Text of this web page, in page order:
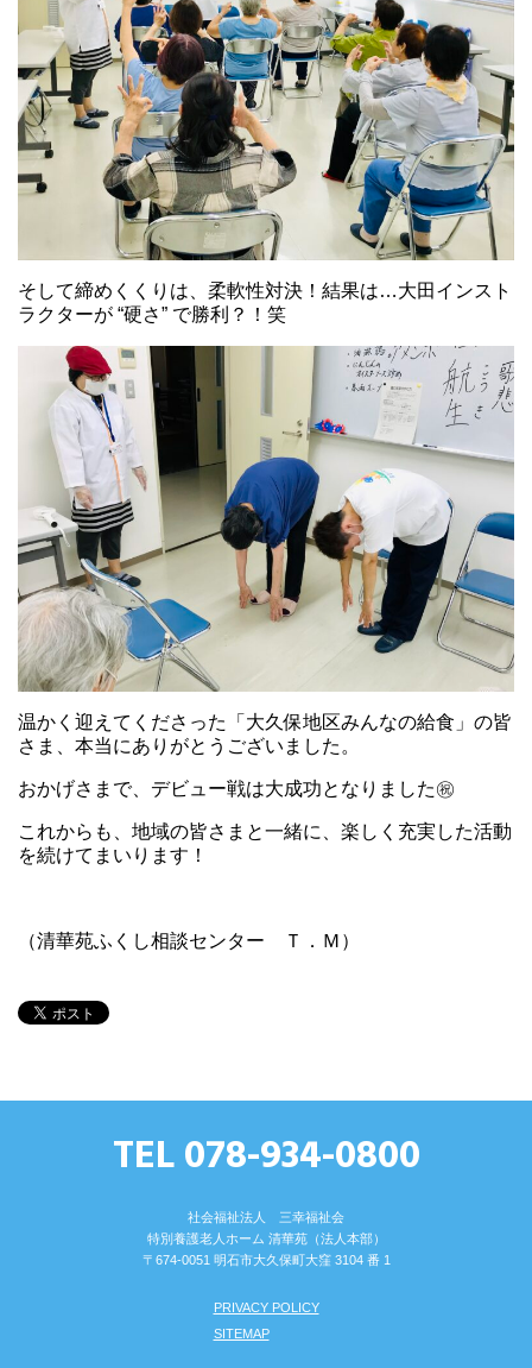
そして締めくくりは、柔軟性対決！結果は…大田インスト
ラクターが “硬さ” で勝利？！笑
温かく迎えてくださった「大久保地区みんなの給食」の皆
さま、本当にありがとうございました。
おかげさまで、デビュー戦は大成功となりました㊗️
これからも、地域の皆さまと一緒に、楽しく充実した活動
を続けてまいります！
（清華苑ふくし相談センター Ｔ．Ｍ）
TEL 078-934-0800
社会福祉法人 三幸福祉会
特別養護⽼⼈ホーム 清華苑（法⼈本部）
〒674-0051 明⽯市⼤久保町⼤窪 3104 番 1
PRIVACY POLICY
SITEMAP